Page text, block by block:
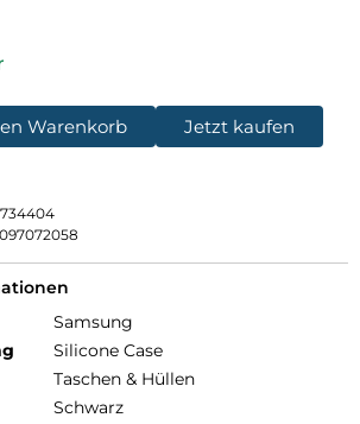
Warenkorb Jetzt kaufen
Samsung
Silicone Case
Taschen & Hüllen
Schwarz